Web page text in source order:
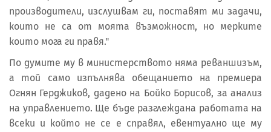
производители, изслушвам ги, поставят ми задачи,
които не са от моята възможност, но мерките
които мога ги правя."
По думите му в министерството няма реваншизъм,
а той само изпълнява обещанието на премиера
Огнян Герджиков, дадено на Бойко Борисов, за анализ
на управлението. Ще бъде разглеждана работата на
всеки и който не се е справял, евентуално ще му